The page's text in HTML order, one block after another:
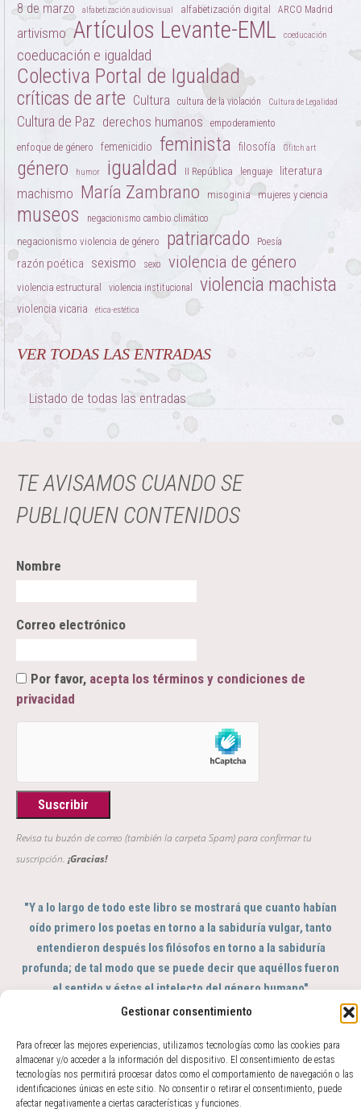
Gestionar consentimiento
Para ofrecer las mejores experiencias, utilizamos tecnologías como las cookies para
almacenar y/o acceder a la información del dispositivo. El consentimiento de estas
tecnologías nos permitirá procesar datos como el comportamiento de navegación o las
identificaciones únicas en este sitio. No consentir o retirar el consentimiento, puede
afectar negativamente a ciertas características y funciones.
8 de marzo alfabetización audiovisual alfabetización digital ARCO Madrid
artivismo Artículos Levante-EML coeducación
coeducación e igualdad
Colectiva Portal de Igualdad
críticas de arte Cultura cultura de la violación Cultura de Legalidad
Cultura de Paz derechos humanos empoderamiento
enfoque de género femenicidio feminista filosofía Glitch art
género humor igualdad II República lenguaje literatura
machismo María Zambrano misoginia mujeres y ciencia
museos negacionismo cambio climático
negacionismo violencia de género patriarcado Poesía
razón poética sexismo sexo violencia de género
violencia estructural violencia institucional violencia machista
violencia vicaria ética-estética
VER TODAS LAS ENTRADAS
Listado de todas las entradas
TE AVISAMOS CUANDO SE
PUBLIQUEN CONTENIDOS
Nombre
Correo electrónico
Por favor, acepta los términos y condiciones de
privacidad
Revisa tu buzón de correo (también la carpeta Spam) para confirmar tu
suscripción. ¡Gracias!
"Y a lo largo de todo este libro se mostrará que cuanto habían
oído primero los poetas en torno a la sabiduría vulgar, tanto
entendieron después los filósofos en torno a la sabiduría
profunda; de tal modo que se puede decir que aquéllos fueron
el sentido y éstos el intelecto del género humano"
GIAMBATTISTA VICO, Scienza Nuova, 363
© 2017 - 2026 Amparo Zacarés -
info@amparozacares.com
Cookies Privacidad